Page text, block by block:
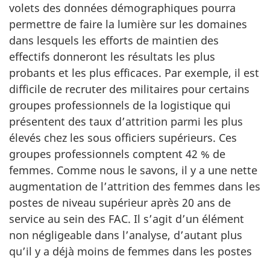
volets des données démographiques pourra
permettre de faire la lumière sur les domaines
dans lesquels les efforts de maintien des
effectifs don­neront les résultats les plus
probants et les plus efficaces. Par exemple, il est
difficile de recruter des militaires pour certains
groupes professionnels de la logistique qui
présentent des taux d’attrition parmi les plus
élevés chez les sous officiers supérieurs. Ces
groupes professionnels comptent 42 % de
femmes. Comme nous le savons, il y a une nette
augmentation de l’attrition des femmes dans les
postes de niveau supérieur après 20 ans de
service au sein des FAC. Il s’agit d’un élément
non négligeable dans l’analyse, d’autant plus
qu’il y a déjà moins de femmes dans les postes